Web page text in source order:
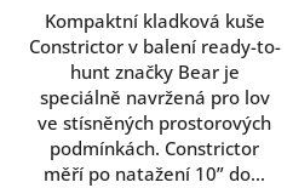
Kompaktní kladková kuše
Constrictor v balení ready-to-
hunt značky Bear je
speciálně navržená pro lov
ve stísněných prostorových
podmínkách. Constrictor
měří po natažení 10” do...